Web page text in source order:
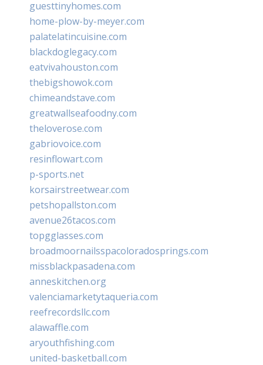
guesttinyhomes.com
home-plow-by-meyer.com
palatelatincuisine.com
blackdoglegacy.com
eatvivahouston.com
thebigshowok.com
chimeandstave.com
greatwallseafoodny.com
theloverose.com
gabriovoice.com
resinflowart.com
p-sports.net
korsairstreetwear.com
petshopallston.com
avenue26tacos.com
topgglasses.com
broadmoornailsspacoloradosprings.com
missblackpasadena.com
anneskitchen.org
valenciamarketytaqueria.com
reefrecordsllc.com
alawaffle.com
aryouthfishing.com
united-basketball.com